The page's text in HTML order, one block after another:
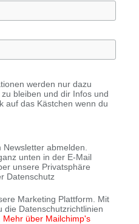
werden nur dazu
bleiben und dir Infos und
auf das Kästchen wenn du
abmelden.
unten in der E-Mail
unsere Privatsphäre
Datenschutz
Marketing Plattform. Mit
die Datenschutzrichtlinien
Mehr über Mailchimp's